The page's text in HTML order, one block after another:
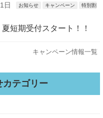
日 お知らせ キャンペーン
特別割
短期受付スタート！！
キャンペーン情報一覧
カテゴリー